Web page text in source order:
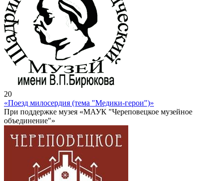
20
«Поезд милосердия (тема "Медики-герои")»
При поддержке музея «МАУК "Череповецкое музейное
объединение"»